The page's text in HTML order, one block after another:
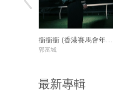
衝衝衝 (香港賽馬會年度主題曲)
郭富城
最新專輯